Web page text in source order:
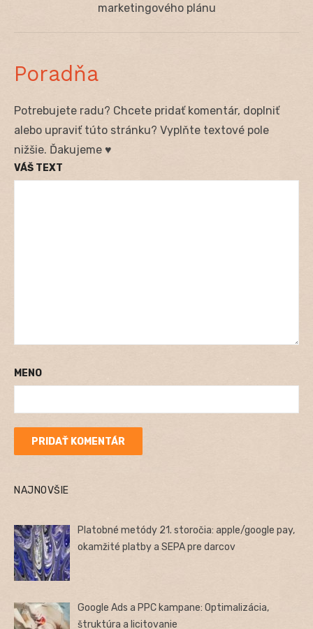
marketingového plánu
Poradňa
Potrebujete radu? Chcete pridať komentár, doplniť
alebo upraviť túto stránku? Vyplňte textové pole
nižšie. Ďakujeme ♥
VÁŠ TEXT
MENO
NAJNOVŠIE
Platobné metódy 21. storočia: apple/google pay,
okamžité platby a SEPA pre darcov
Google Ads a PPC kampane: Optimalizácia,
štruktúra a licitovanie